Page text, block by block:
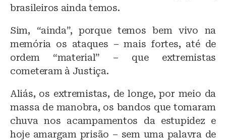
brasileiros ainda temos.
Sim, “ainda”, porque temos bem vivo na
memória os ataques – mais fortes, até de
ordem “material” – que extremistas
cometeram à Justiça.
Aliás, os extremistas, de longe, por meio da
massa de manobra, os bandos que tomaram
chuva nos acampamentos da estupidez e
hoje amargam prisão – sem uma palavra de